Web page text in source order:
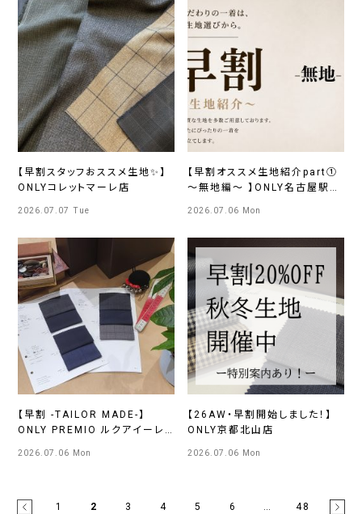
【早割スタッフおススメ生地✨】
ONLYコレットマーレ店
2026.07.07 Tue
【早割オススメ生地紹介part①
～無地編～ 】ONLY名古屋駅前
2026.07.06 Mon
【早割 -TAILOR MADE-】
ONLY PREMIO ルクアイーレ
2026.07.06 Mon
【26AW・早割開始しました！】
ONLY京都北山店
2026.07.06 Mon
1 2 3 4 5 6 … 48